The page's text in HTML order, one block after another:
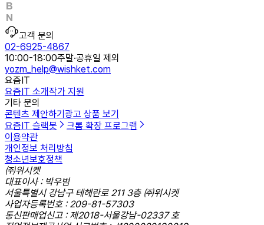
고객 문의
02-6925-4867
10:00-18:00주말·공휴일 제외
yozm_help@wishket.com
요즘IT
요즘IT 소개작가 지원
기타 문의
콘텐츠 제안하기광고 상품 보기
요즘IT 슬랙봇
크롬 확장 프로그램
이용약관
개인정보 처리방침
청소년보호정책
㈜위시켓
대표이사 : 박우범
서울특별시 강남구 테헤란로 211 3층 ㈜위시켓
사업자등록번호 : 209-81-57303
통신판매업신고 : 제2018-서울강남-02337 호